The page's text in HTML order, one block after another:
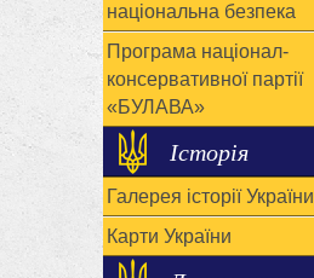
національна безпека
Програма націонал-
консервативної партії
«БУЛАВА»
Історія
Галерея історії України
Карти України